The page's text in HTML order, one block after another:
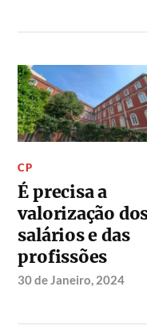
CP
É precisa a
valorização
salários e das
profissões
30 de Janeiro, 2024